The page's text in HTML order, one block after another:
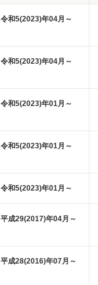
令和5(2023)年04月～
令和5(2023)年04月～
令和5(2023)年01月～
令和5(2023)年01月～
令和5(2023)年01月～
平成29(2017)年04月～
平成28(2016)年07月～